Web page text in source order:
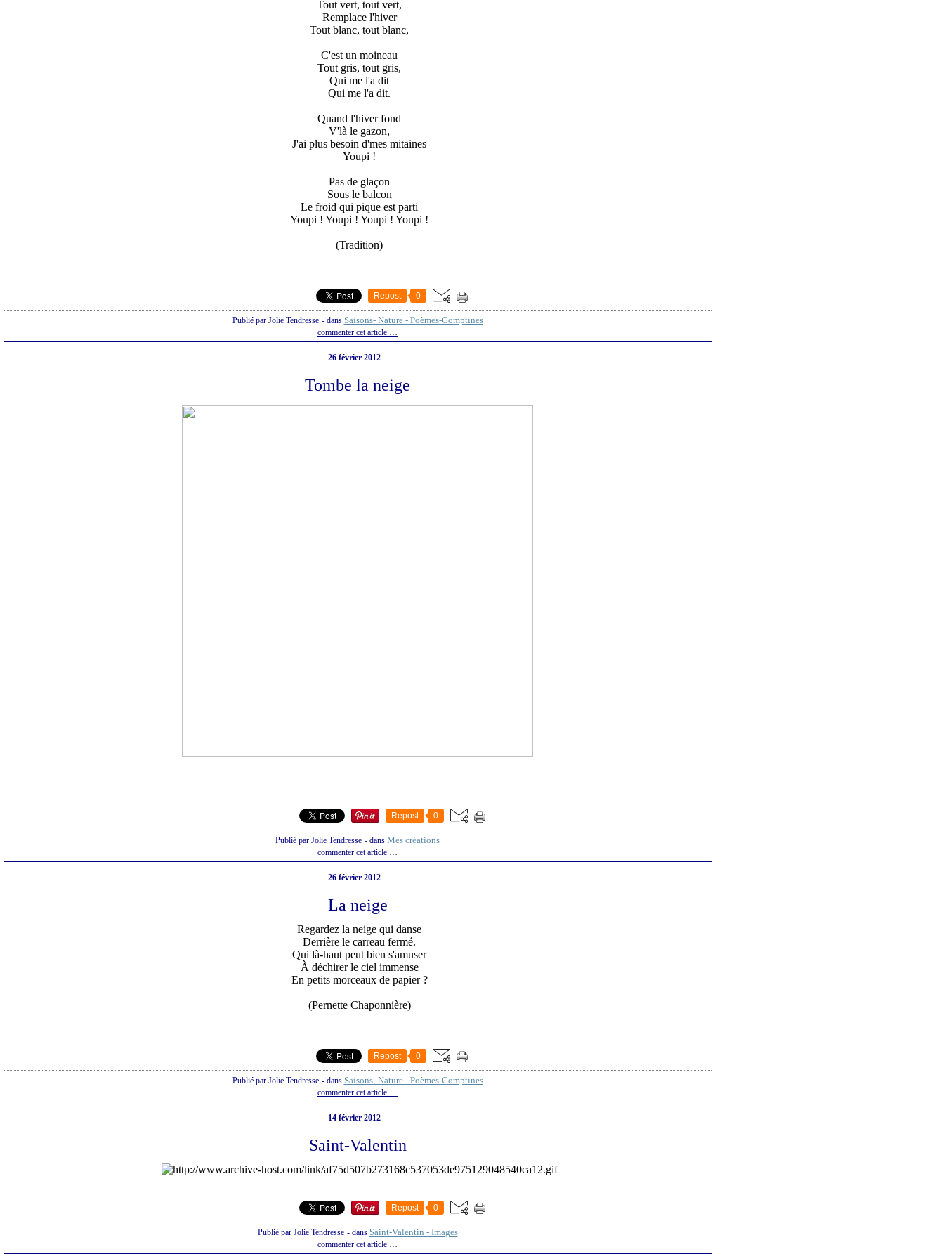
Tout vert, tout vert,
Remplace l'hiver
Tout blanc, tout blanc,
C'est un moineau
Tout gris, tout gris,
Qui me l'a dit
Qui me l'a dit.
Quand l'hiver fond
V'là le gazon,
J'ai plus besoin d'mes mitaines
Youpi !
Pas de glaçon
Sous le balcon
Le froid qui pique est parti
Youpi ! Youpi ! Youpi ! Youpi !
(Tradition)
Repost 0
Publié par Jolie Tendresse -dans Saisons- Nature - Poèmes-Comptines
commenter cet article …
26 février 2012
Tombe la neige
Repost 0
Publié par Jolie Tendresse - dans Mes créations
commenter cet article …
26 février 2012
La neige
Regardez la neige qui danse
Derrière le carreau fermé.
Qui là-haut peut bien s'amuser
À déchirer le ciel immense
En petits morceaux de papier ?
(Pernette Chaponnière)
Repost 0
Publié par Jolie Tendresse -dans Saisons- Nature - Poèmes-Comptines
commenter cet article …
14 février 2012
Saint-Valentin
Repost 0
Publié par Jolie Tendresse -dans Saint-Valentin - Images
commenter cet article …